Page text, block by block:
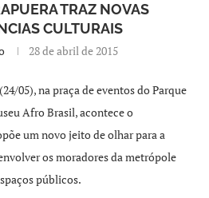
TRAZ NOVAS
CULTURAIS
28 de abril de 2015
05), na praça de eventos do Parque
Afro Brasil, acontece o
um novo jeito de olhar para a
os moradores da metrópole
públicos.